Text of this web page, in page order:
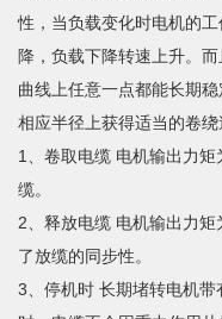
性，当负载变化时电机的
降，负载下降转速上升。
曲线上任意一点都能长期
相应半径上获得适当的卷绕
1、卷取电缆 电机输出力
缆。
2、释放电缆 电机输出力
了放缆的同步性。
3、停机时 长期堵转电机